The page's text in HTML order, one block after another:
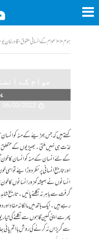
ہوم<<عوام کے انسانی حقوق - قادر خان
عوام کے
06/03/2022
کہتے ہیں کہ جس بھڑیئے کے منہ کو
لذت ہی نہیں ملتی۔ بھیڑیوں کے
کے لئے انسان کے منہ کو انسان کا
اور تاریخ ِ انسانی پر نظر دوڑایئے تو
انسانوں نے ہمیشہ کمزور انسانوں کا خون
گرفت سے باہر نہ نکلنے پائیں۔ تاریخ
رہے ہیں۔ ایک ہاتھ میں مالکانہ مفاد
پھر سے اپنی کمین گاہوں سے نکلنے کی
سے گریزاں نہ کرنے کی روش با اتم